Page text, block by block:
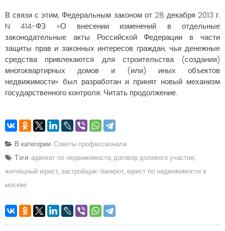
В связи с этим, Федеральным законом от 28 декабря 2013 г.
N 414-ФЗ «О внесении изменений в отдельные
законодательные акты Российской Федерации в части
защиты прав и законных интересов граждан, чьи денежные
средства привлекаются для строительства (создания)
многоквартирных домов и (или) иных объектов
недвижимости» был разработан и принят новый механизм
государственного контроля. Читать продолжение.
В категории: Советы профессионала
Тэги: адвокат по недвижимости, договор долевого участия,
жилищный юрист, застройщик-банкрот, юрист по недвижимости в
москве